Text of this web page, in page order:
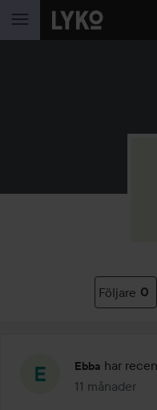
HOPPA TILL
Följare 0
Ebba har
11 månader
Inlägget